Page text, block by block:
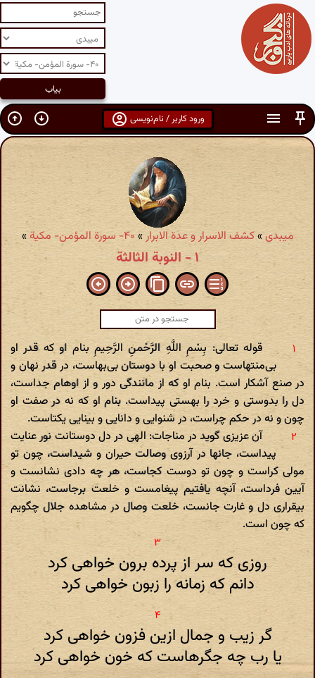
ورود کاربر / نام‌نویسی
میبدی »کشف الاسرار و عدة الابرار» ۴۰- سورة المؤمن- مکیة »
۱ - النوبة الثالثة
قوله تعالی: بِسْمِ اللَّهِ الرَّحْمنِ الرَّحِیمِ بنام او که قدر او
بی‌منتهاست و صحبت او با دوستان بی‌بهاست، در قدر نهان و
در صنع آشکار است. بنام او که از مانندگی دور و از اوهام جداست،
دل را بدوستی و خرد را بهستی پیداست. بنام او که نه در صفت او
چون و نه در حکم چراست، در شنوایی و دانایی و بینایی یکتاست.
آن عزیزی گوید در مناجات: الهی در دل دوستانت نور عنایت
پیداست، جانها در آرزوی وصالت حیران و شیداست، چون تو
مولی کراست و چون تو دوست کجاست، هر چه دادی نشانست و
آیین فرداست، آنچه یافتیم پیغامست و خلعت برجاست، نشانت
بیقراری دل و غارت جانست، خلعت وصال در مشاهده جلال چگویم
که چون است.
روزی که سر از پرده برون خواهی کرد
دانم که زمانه را زبون خواهی کرد
گر زیب و جمال ازین فزون خواهی کرد
یا رب چه جگرهاست که خون خواهی کرد